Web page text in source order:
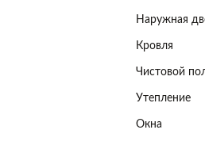
Наружная
Кровля
Чистовой
Утепление
Окна